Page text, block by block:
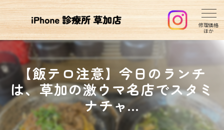
【飯テロ注意】今日のランチ
は、草加の激ウマ名店でスタミ
ナチャ...